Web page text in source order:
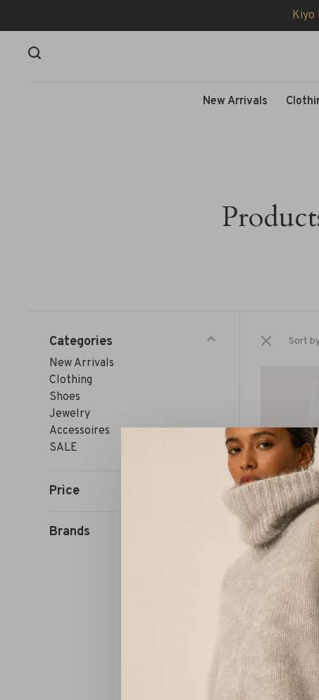
Kiyo
New Arrivals
Categories
New Arrivals
Clothing
Shoes
Jewelry
Accessoires
SALE
Price
Brands
Sort
DNA